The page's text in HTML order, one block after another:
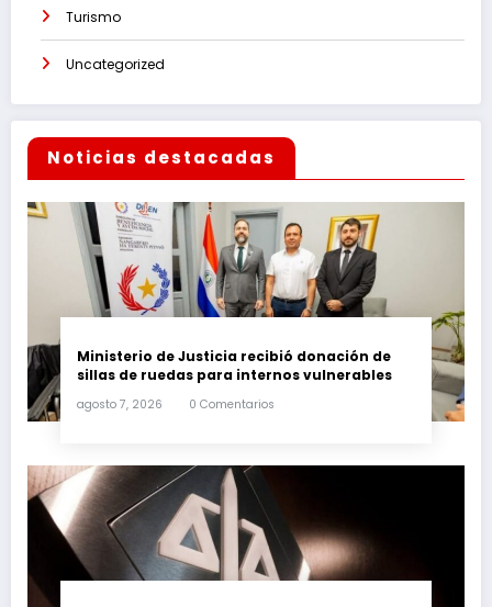
Turismo
Uncategorized
Noticias destacadas
Ministerio de Justicia recibió donación de
sillas de ruedas para internos vulnerables
agosto 7, 2026 0 Comentarios